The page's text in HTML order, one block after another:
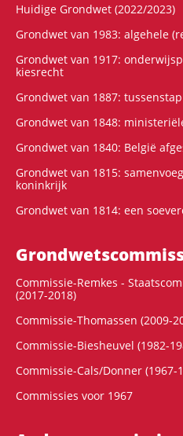
Huidige Grondwet (2022/2023)
Grondwet van 1983: algehele
Grondwet van 1917:
kiesrecht
Grondwet van 1887:
Grondwet van 1848:
Grondwet van 1840: België
Grondwet van 1815:
koninkrijk
Grondwet van 1814: een
Commissie-Remkes -
(2017-2018)
Commissie-Thomassen (2009-
Commissie-Biesheuvel (1982-
Commissie-Cals/Donner (1967-
Commissies voor 1967